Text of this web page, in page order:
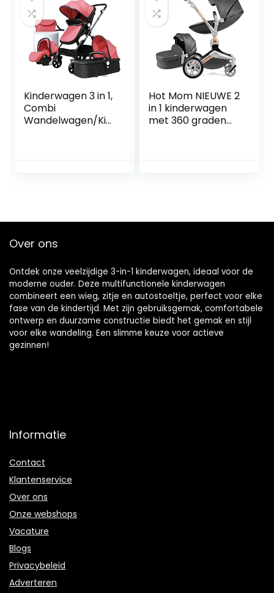
Kinderwagen 3 in 1,
Combi
Wandelwagen/Kin
Hot Mom NIEUWE 2
in 1 kinderwagen
met 360 graden
Over ons
Ontdek onze veelzijdige 3-in-1 kinderwagen, ideaal voor de
moderne ouder. Deze multifunctionele kinderwagen
combineert een wieg, zitje en autostoeltje, perfect voor elke
fase van de kindertijd. Met zijn gebruiksgemak, comfortabele
ontwerp en duurzame constructie biedt het gemak en stijl
voor elke wandeling. Een slimme keuze voor actieve
gezinnen!
Informatie
Contact
Klantenservice
Over ons
Onze webshops
Vacature
Blogs
Privacybeleid
Adverteren